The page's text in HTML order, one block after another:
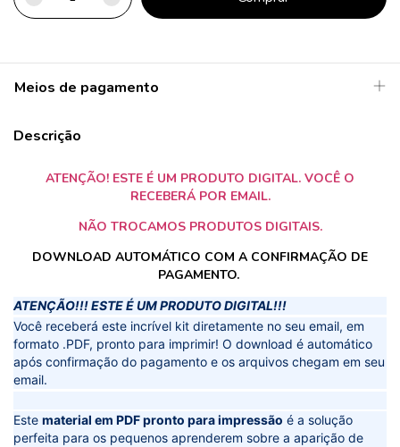
Meios de pagamento
Descrição
ATENÇÃO! ESTE É UM PRODUTO DIGITAL. VOCÊ O
RECEBERÁ POR EMAIL.
NÃO TROCAMOS PRODUTOS DIGITAIS.
DOWNLOAD AUTOMÁTICO COM A CONFIRMAÇÃO DE
PAGAMENTO.
ATENÇÃO!!! ESTE É UM PRODUTO DIGITAL!!!
Você receberá este incrível kit diretamente no seu email, em
formato .PDF, pronto para imprimir! O download é automático
após confirmação do pagamento e os arquivos chegam em seu
email.
Este material em PDF pronto para impressão é a solução
perfeita para os pequenos aprenderem sobre a aparição de